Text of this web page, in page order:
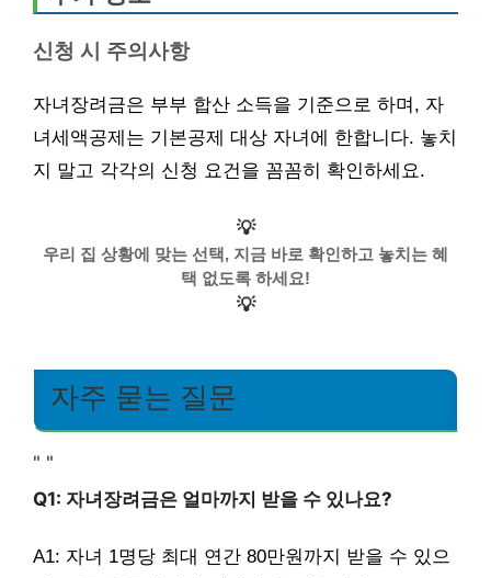
신청 시 주의사항
자녀장려금은 부부 합산 소득을 기준으로 하며, 자
녀세액공제는 기본공제 대상 자녀에 한합니다. 놓치
지 말고 각각의 신청 요건을 꼼꼼히 확인하세요.
💡
우리 집 상황에 맞는 선택, 지금 바로 확인하고 놓치는 혜
택 없도록 하세요!
💡
자주 묻는 질문
" "
Q1: 자녀장려금은 얼마까지 받을 수 있나요?
A1: 자녀 1명당 최대 연간 80만원까지 받을 수 있으